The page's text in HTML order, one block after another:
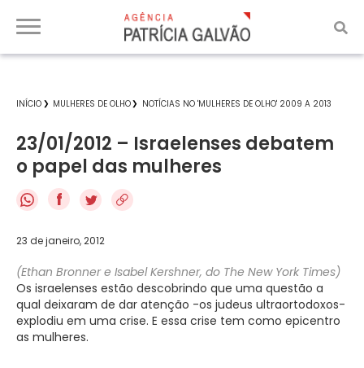
INÍCIO MULHERES DE OLHO NOTÍCIAS NO 'MULHERES DE OLHO' 2009 A 2013
23/01/2012 – Israelenses debatem
o papel das mulheres
f
23 de janeiro, 2012
(Ethan Bronner e Isabel Kershner, do The New York Times)
Os israelenses estão descobrindo que uma questão a
qual deixaram de dar atenção -os judeus ultraortodoxos-
explodiu em uma crise. E essa crise tem como epicentro
as mulheres.